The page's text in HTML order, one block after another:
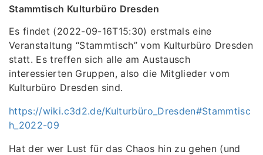
Stammtisch Kulturbüro Dresden
Es findet (2022-09-16T15:30) erstmals eine
Veranstaltung “Stammtisch” vom Kulturbüro Dresden
statt. Es treffen sich alle am Austausch
interessierten Gruppen, also die Mitglieder vom
Kulturbüro Dresden sind.
https://wiki.c3d2.de/Kulturbüro_Dresden#Stammtisc
h_2022-09
Hat der wer Lust für das Chaos hin zu gehen (und